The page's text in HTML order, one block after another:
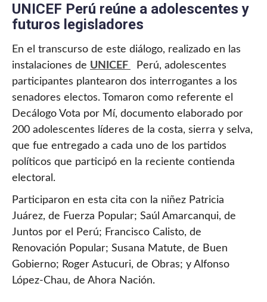
UNICEF Perú reúne a adolescentes y
futuros legisladores
En el transcurso de este diálogo, realizado en las
instalaciones de UNICEF
Perú, adolescentes
participantes plantearon dos interrogantes a los
senadores electos. Tomaron como referente el
Decálogo Vota por Mí, documento elaborado por
200 adolescentes líderes de la costa, sierra y selva,
que fue entregado a cada uno de los partidos
políticos que participó en la reciente contienda
electoral.
Participaron en esta cita con la niñez Patricia
Juárez, de Fuerza Popular; Saúl Amarcanqui, de
Juntos por el Perú; Francisco Calisto, de
Renovación Popular; Susana Matute, de Buen
Gobierno; Roger Astucuri, de Obras; y Alfonso
López-Chau, de Ahora Nación.